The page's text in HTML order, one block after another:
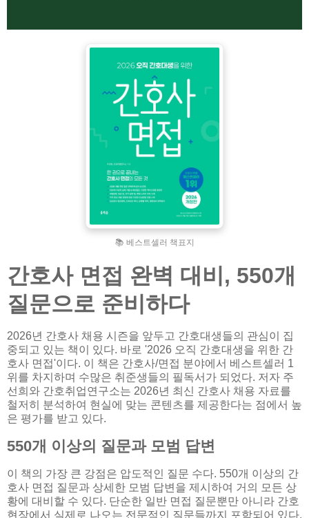
📚 베스트셀러 책표지
간호사 면접 완벽 대비, 550개
질문으로 준비하다
2026년 간호사 채용 시즌을 앞두고 간호대생들의 관심이 집
중되고 있는 책이 있다. 바로 '2026 오직 간호대생을 위한 간
호사 면접'이다. 이 책은 간호사/면접 분야에서 베스트셀러 1
위를 차지하며 수많은 취준생들의 필독서가 되었다. 저자 주
선희와 간호취업연구소는 2026년 최신 간호사 채용 자료를
철저히 분석하여 현실에 맞는 콘텐츠를 제공한다는 점에서 높
은 평가를 받고 있다.
550개 이상의 질문과 모범 답변
이 책의 가장 큰 강점은 압도적인 질문 수다. 550개 이상의 간
호사 면접 질문과 상세한 모범 답변을 제시하여 거의 모든 상
황에 대비할 수 있다. 단순한 일반 면접 질문뿐만 아니라 간호
현장에서 실제로 나오는 전문적인 질문들까지 포함되어 있다.